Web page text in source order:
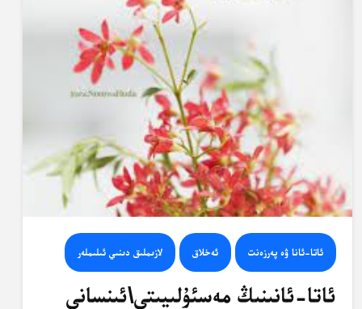
ئاتا-ئانا ۋە پەرزەنت ئەخلاق لازىملىق دىنىي ئىلىملەر
ئاتا-ئانىنىڭ مەسئۇلىيىتى\ئىنسانى